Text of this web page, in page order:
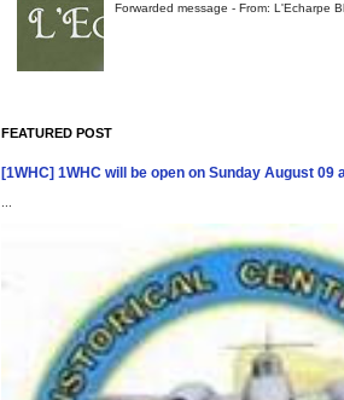
Forwarded message - From: L'Echarpe
FEATURED POST
[1WHC] 1WHC will be open on Sunday August 09